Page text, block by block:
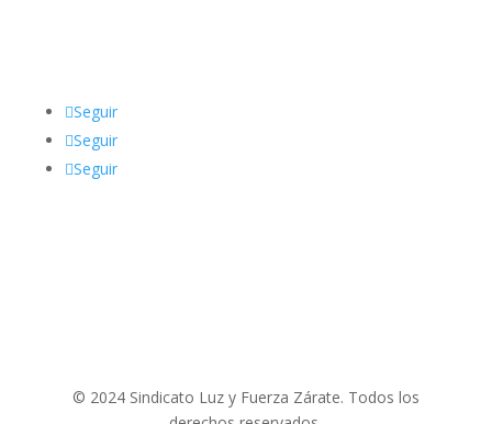
Seguir
Seguir
Seguir
© 2024 Sindicato Luz y Fuerza Zárate. Todos los